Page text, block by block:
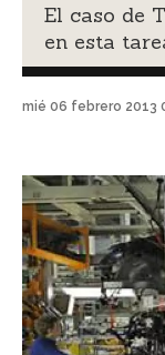
El caso de
en esta
mié 06 febrero 2013